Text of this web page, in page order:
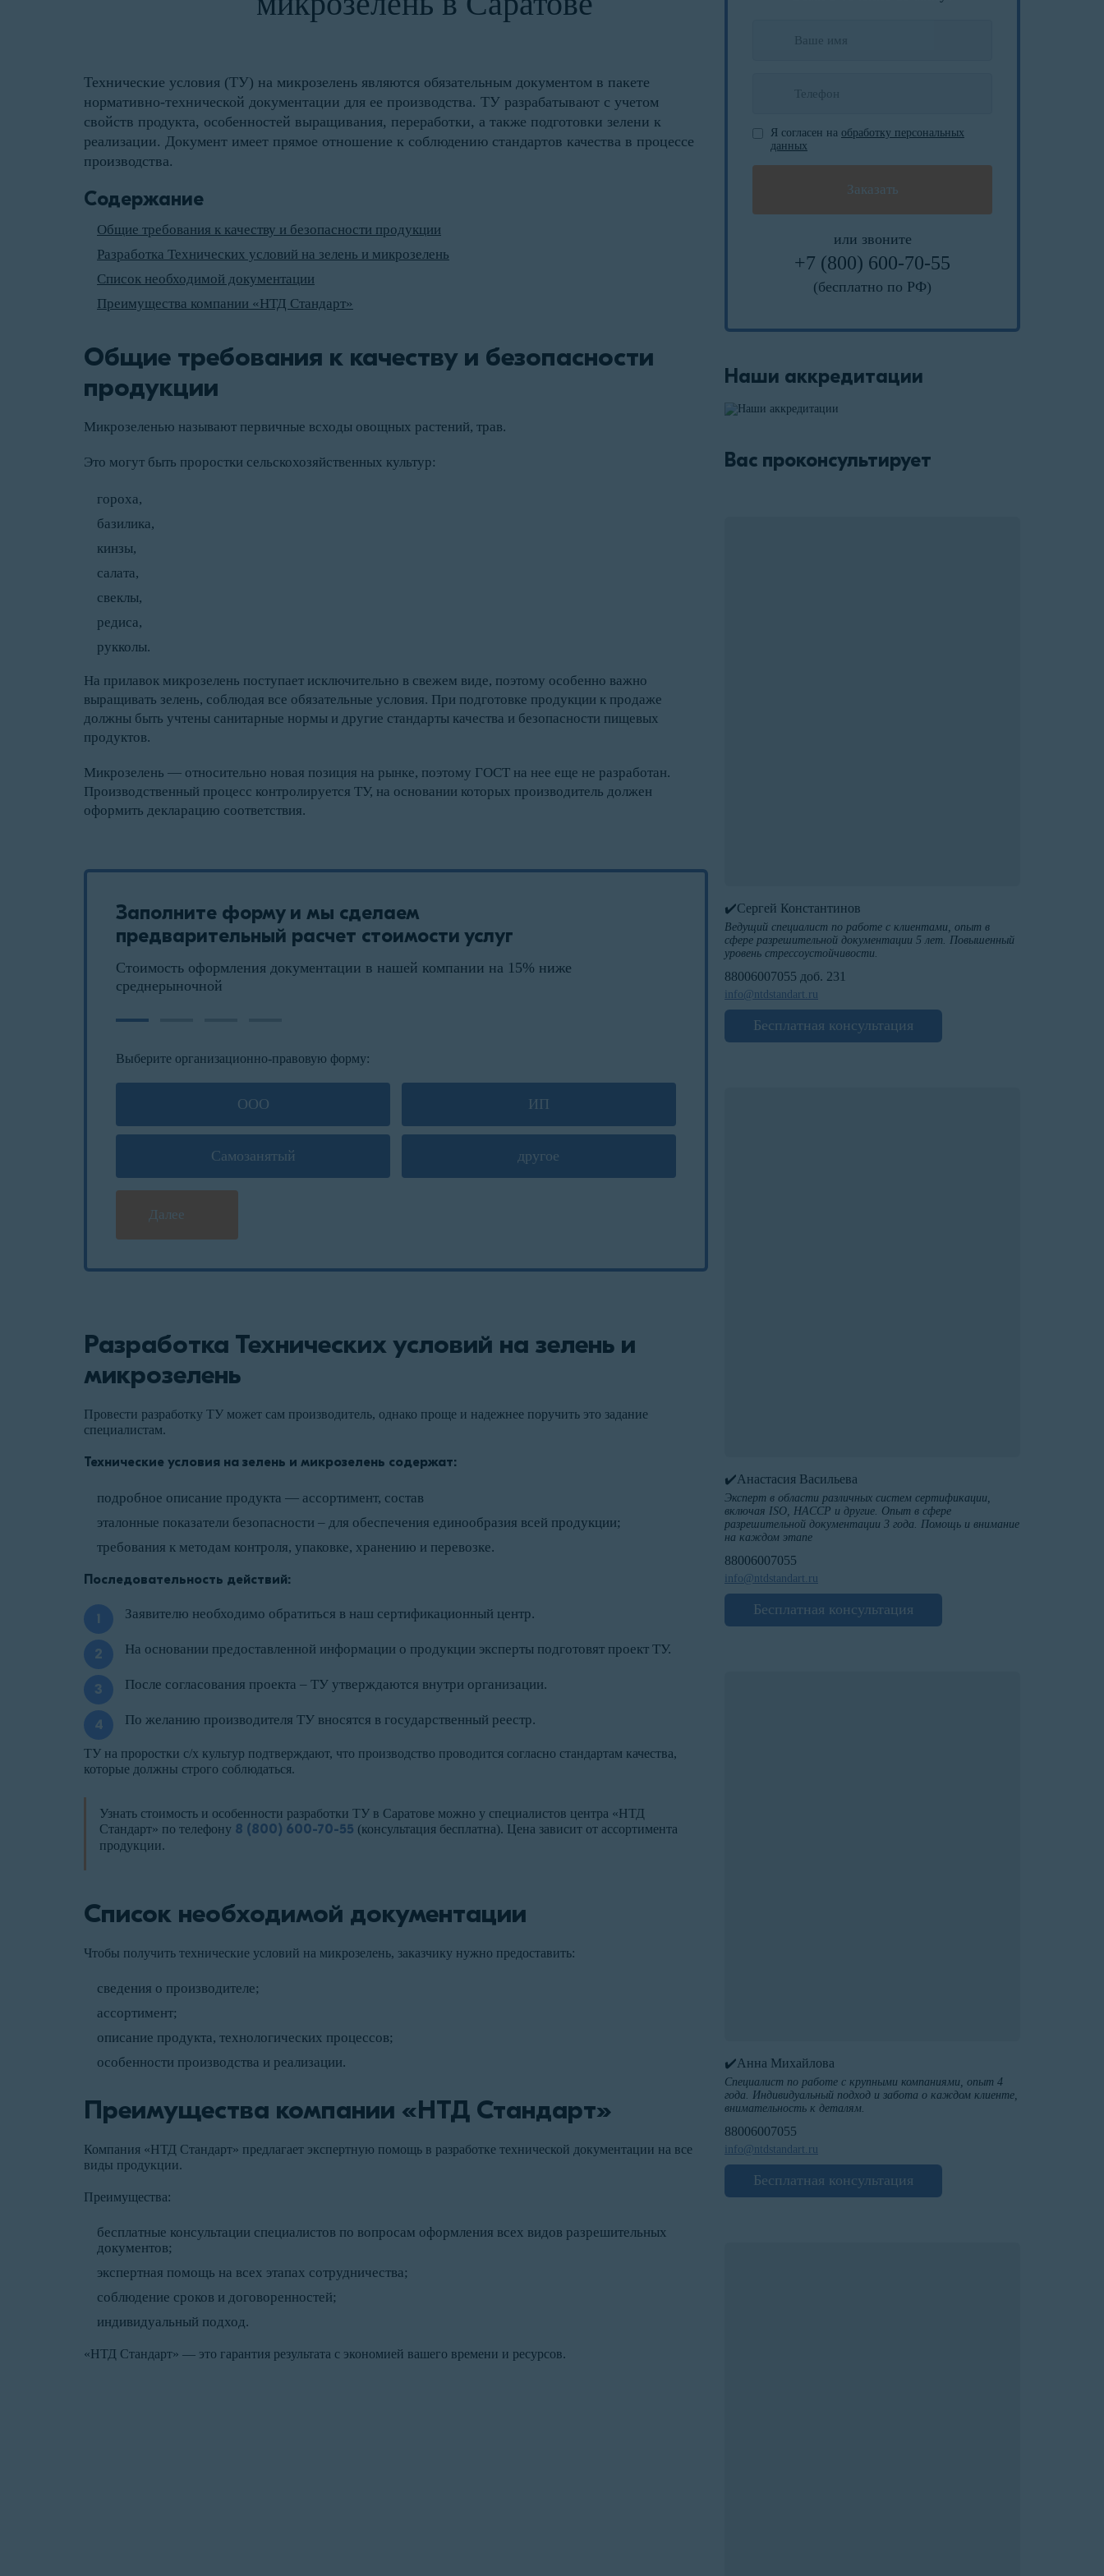
Технические условия (ТУ) на микрозелень являются обязательным документом в пакете
нормативно-технической документации для ее производства. ТУ разрабатывают с учетом
свойств продукта, особенностей выращивания, переработки, а также подготовки зелени к
реализации. Документ имеет прямое отношение к соблюдению стандартов качества в процессе
производства.
Содержание
Общие требования к качеству и безопасности продукции
Разработка Технических условий на зелень и микрозелень
Список необходимой документации
Преимущества компании «НТД Стандарт»
Общие требования к качеству и безопасности
продукции
Микрозеленью называют первичные всходы овощных растений, трав.
Это могут быть проростки сельскохозяйственных культур:
гороха,
базилика,
кинзы,
салата,
свеклы,
редиса,
рукколы.
На прилавок микрозелень поступает исключительно в свежем виде, поэтому особенно важно
выращивать зелень, соблюдая все обязательные условия. При подготовке продукции к продаже
должны быть учтены санитарные нормы и другие стандарты качества и безопасности пищевых
продуктов.
Микрозелень — относительно новая позиция на рынке, поэтому ГОСТ на нее еще не разработан.
Производственный процесс контролируется ТУ, на основании которых производитель должен
оформить декларацию соответствия.
Заполните форму и мы сделаем
предварительный расчет стоимости услуг
Стоимость оформления документации в нашей компании на 15% ниже
среднерыночной
Выберите организационно-правовую форму:
ООО ИП
Самозанятый другое
Далее
Разработка Технических условий на зелень и
микрозелень
Провести разработку ТУ может сам производитель, однако проще и надежнее поручить это задание
специалистам.
Технические условия на зелень и микрозелень содержат:
подробное описание продукта — ассортимент, состав
эталонные показатели безопасности – для обеспечения единообразия всей продукции;
требования к методам контроля, упаковке, хранению и перевозке.
Последовательность действий:
Заявителю необходимо обратиться в наш сертификационный центр.
На основании предоставленной информации о продукции эксперты подготовят проект ТУ.
После согласования проекта – ТУ утверждаются внутри организации.
По желанию производителя ТУ вносятся в государственный реестр.
ТУ на проростки с/х культур подтверждают, что производство проводится согласно стандартам качества,
которые должны строго соблюдаться.
Узнать стоимость и особенности разработки ТУ в Саратове можно у специалистов центра «НТД
Стандарт» по телефону 8 (800) 600-70-55 (консультация бесплатна). Цена зависит от ассортимента
продукции.
Список необходимой документации
Чтобы получить технические условий на микрозелень, заказчику нужно предоставить:
сведения о производителе;
ассортимент;
описание продукта, технологических процессов;
особенности производства и реализации.
Преимущества компании «НТД Стандарт»
Компания «НТД Стандарт» предлагает экспертную помощь в разработке технической документации на все
виды продукции.
Преимущества:
бесплатные консультации специалистов по вопросам оформления всех видов разрешительных
документов;
экспертная помощь на всех этапах сотрудничества;
соблюдение сроков и договоренностей;
индивидуальный подход.
«НТД Стандарт» — это гарантия результата с экономией вашего времени и ресурсов.
Я согласен на обработку персональных
данных
или звоните
+7 (800) 600-70-55
(бесплатно по РФ)
Наши аккредитации
Вас проконсультирует
✔️Сергей Константинов
Ведущий специалист по работе с клиентами, опыт в
сфере разрешительной документации 5 лет. Повышенный
уровень стрессоустойчивости.
88006007055 доб. 231
info@ntdstandart.ru
Бесплатная консультация
✔️Анастасия Васильева
Эксперт в области различных систем сертификации,
включая ISO, HACCP и другие. Опыт в сфере
разрешительной документации 3 года. Помощь и внимание
на каждом этапе
88006007055
info@ntdstandart.ru
Бесплатная консультация
✔️Анна Михайлова
Специалист по работе с крупными компаниями, опыт 4
года. Индивидуальный подход и забота о каждом клиенте,
внимательность к деталям.
88006007055
info@ntdstandart.ru
Бесплатная консультация